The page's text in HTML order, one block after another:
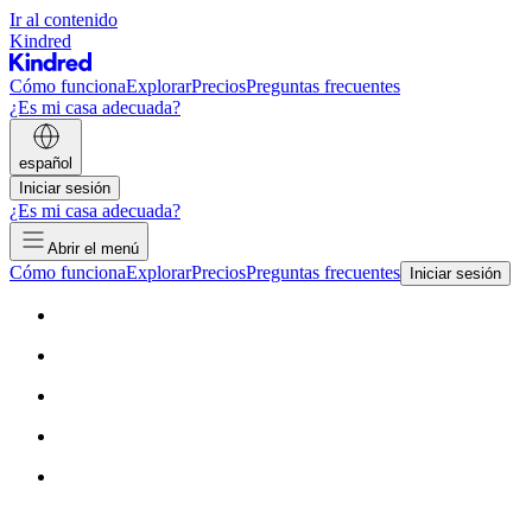
Ir al contenido
Kindred
Cómo funcionaExplorarPreciosPreguntas frecuentes
¿Es mi casa adecuada?
español
Iniciar sesión
¿Es mi casa adecuada?
Abrir el menú
Cómo funcionaExplorarPreciosPreguntas frecuentes Iniciar sesión